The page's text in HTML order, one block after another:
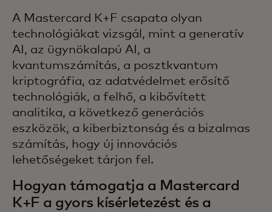
A Mastercard K+F csapata olyan
technológiákat vizsgál, mint a generatív
AI, az ügynökalapú AI, a
kvantumszámítás, a posztkvantum
kriptográfia, az adatvédelmet erősítő
technológiák, a felhő, a kibővített
analitika, a következő generációs
eszközök, a kiberbiztonság és a bizalmas
számítás, hogy új innovációs
lehetőségeket tárjon fel.
Hogyan támogatja a Mastercard
K+F a gyors kísérletezést és a